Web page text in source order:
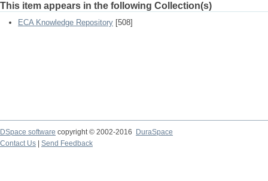
This item appears in the following Collection(s)
ECA Knowledge Repository [508]
DSpace software copyright © 2002-2016
DuraSpace
Contact Us
Send Feedback